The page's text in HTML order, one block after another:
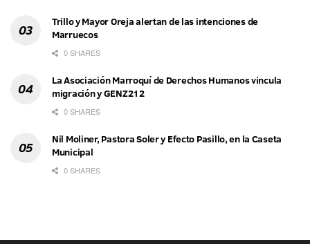
Trillo y Mayor Oreja alertan de las intenciones de
Marruecos
0 SHARES
La Asociación Marroquí de Derechos Humanos vincula
migración y GENZ212
0 SHARES
Nil Moliner, Pastora Soler y Efecto Pasillo, en la Caseta
Municipal
0 SHARES